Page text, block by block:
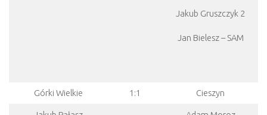
Jakub Gruszczyk 2
Jan Bielesz – SAM
Górki Wielkie 1:1 Cieszyn